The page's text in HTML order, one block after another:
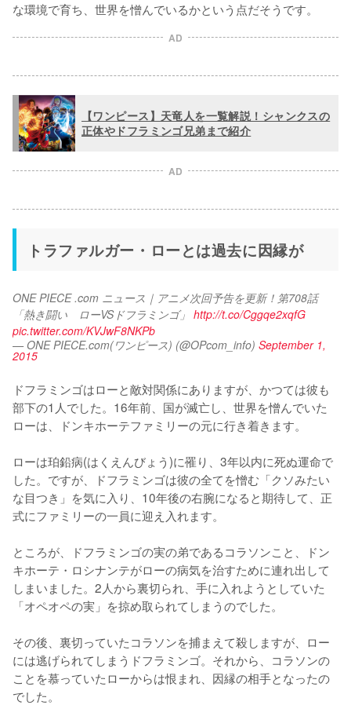
AD
【ワンピース】天竜人を一覧解説！シャンクスの
正体やドフラミンゴ兄弟まで紹介
AD
トラファルガー・ローとは過去に因縁が
ONE PIECE .com ニュース｜アニメ次回予告を更新！第708話
「熱き闘い　ローVSドフラミンゴ」 http://t.co/Cggqe2xqfG
pic.twitter.com/KVJwF8NKPb
— ONE PIECE.com(ワンピース) (@OPcom_info) September 1,
2015
ドフラミンゴはローと敵対関係にありますが、かつては彼も
部下の1人でした。16年前、国が滅亡し、世界を憎んでいた
ローは、ドンキホーテファミリーの元に行き着きます。
ローは珀鉛病(はくえんびょう)に罹り、3年以内に死ぬ運命で
した。ですが、ドフラミンゴは彼の全てを憎む「クソみたい
な目つき」を気に入り、10年後の右腕になると期待して、正
式にファミリーの一員に迎え入れます。
ところが、ドフラミンゴの実の弟であるコラソンこと、ドン
キホーテ・ロシナンテがローの病気を治すために連れ出して
しまいました。2人から裏切られ、手に入れようとしていた
「オペオペの実」を掠め取られてしまうのでした。
その後、裏切っていたコラソンを捕まえて殺しますが、ロー
には逃げられてしまうドフラミンゴ。それから、コラソンの
ことを慕っていたローからは恨まれ、因縁の相手となったの
でした。